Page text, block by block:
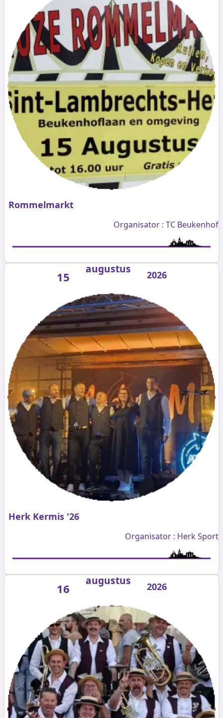
Rommelmarkt
Organisator : TC Beukenhof
15
augustus 2026
Herk Kermis '26
Organisator : Herk Sport
16
augustus 2026